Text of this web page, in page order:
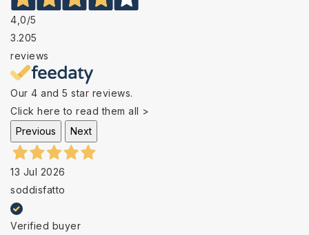
4,0/5
3.205
reviews
Our 4 and 5 star reviews.
Click here to read them all >
Previous
Next
13 Jul 2026
soddisfatto
Verified buyer